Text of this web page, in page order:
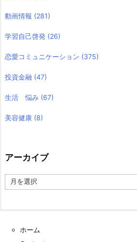
動画情報 (281)
学習自己啓発 (26)
恋愛コミュニケーション (375)
投資金融 (47)
生活 悩み (67)
美容健康 (8)
アーカイブ
ー
ホーム